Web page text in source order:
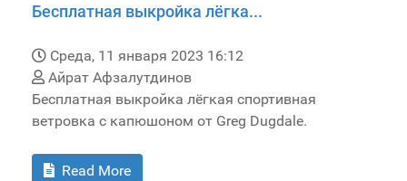
Бесплатная выкройка лёгка...
Среда, 11 января 2023 16:12
Айрат Афзалутдинов
Бесплатная выкройка лёгкая спортивная
ветровка с капюшоном от Greg Dugdale.
Read More